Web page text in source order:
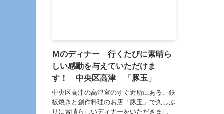
Ｍのディナー 行くたびに素晴ら
しい感動を与えていただけま
す！ 中央区高津 「豚玉」
中央区高津の高津宮のすぐ近所にある、鉄
板焼きと創作料理のお店「豚玉」で久しぶ
りに素晴らしいディナーをいただきまし